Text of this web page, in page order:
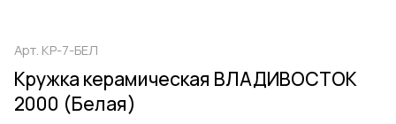
Арт. КР-7-БЕЛ
Кружка керамическая ВЛАДИВОСТОК
2000 (Белая)